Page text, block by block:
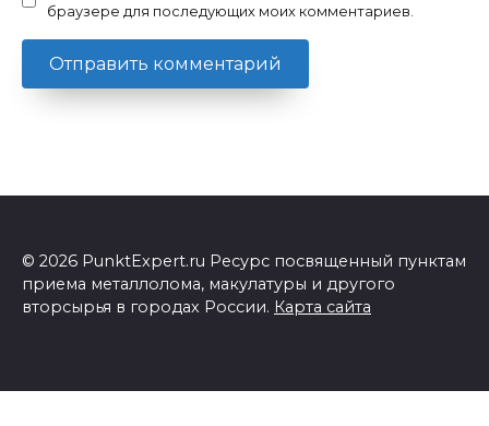
браузере для последующих моих комментариев.
© 2026 PunktExpert.ru Ресурс посвященный пунктам
приема металлолома, макулатуры и другого
вторсырья в городах России. Карта сайта